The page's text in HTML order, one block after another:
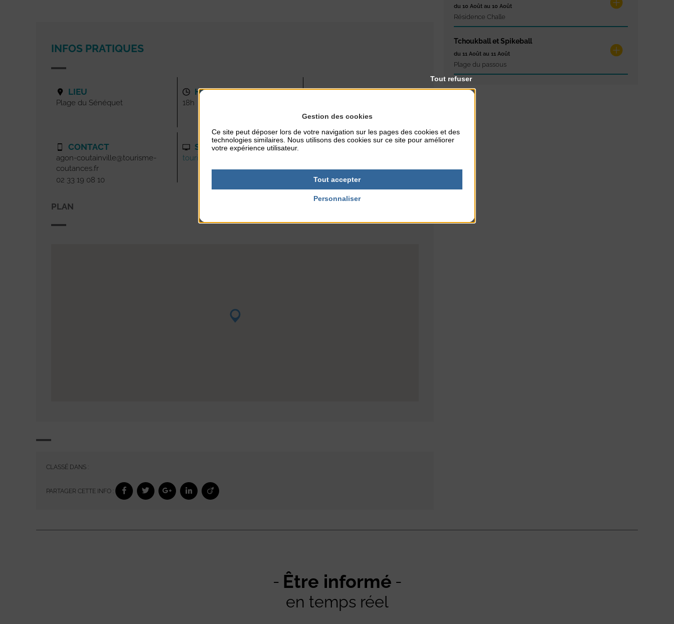
INFOS PRATIQUES
LIEU
Plage du Sénéquet
CONTACT
agon-coutainville@tourisme-
coutances.fr
02 33 19 08 10
HORAIRES
18h
SITE INTERNET
tourisme-coutances.fr
TARIFS
PLAN
CLASSÉ DANS :
PARTAGER CETTE INFO :
du 10 Août au 10 Août
Résidence Challe
Tchoukball et Spikeball
du 11 Août au 11 Août
Plage du passous
Être informé
en temps réel
Gestion des cookies
Ce site peut déposer lors de votre navigation sur les pages des cookies et des
technologies similaires. Nous utilisons des cookies sur ce site pour améliorer
votre expérience utilisateur.
Tout accepter
Tout refuser
Personnaliser